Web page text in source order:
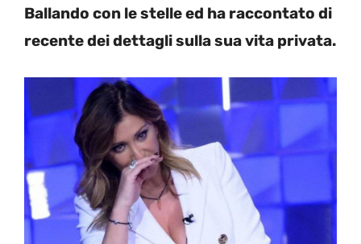
Ballando con le stelle ed ha raccontato di
recente dei dettagli sulla sua vita privata.